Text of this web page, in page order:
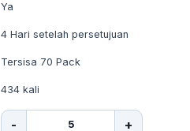
Ya
4 Hari setelah persetujuan
Tersisa 70 Pack
434 kali
- +